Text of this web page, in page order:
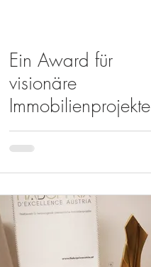
Ein Award für
visionäre
Immobilienprojekte